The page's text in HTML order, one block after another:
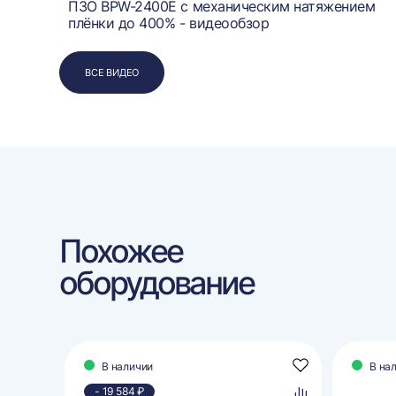
ПЗО BPW-2400E с механическим натяжением
плёнки до 400% - видеообзор
ВСЕ ВИДЕО
Похожее
оборудование
В наличии
- 19 584 ₽
Добавить
В